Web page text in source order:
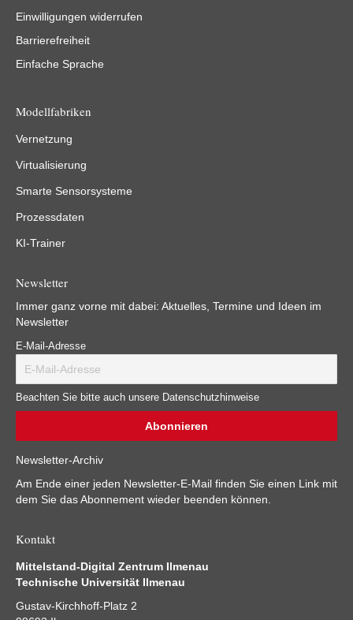
Einwilligungen widerrufen
Barrierefreiheit
Einfache Sprache
Modellfabriken
Vernetzung
Virtualisierung
Smarte Sensorsysteme
Prozessdaten
KI-Trainer
Newsletter
Immer ganz vorne mit dabei: Aktuelles, Termine und Ideen im
Newsletter
E-Mail-Adresse
Beachten Sie bitte auch unsere Datenschutzhinweise
Newsletter-Archiv
Am Ende einer jeden Newsletter-E-Mail finden Sie einen Link mit
dem Sie das Abonnement wieder beenden können.
Kontakt
Mittelstand-Digital Zentrum Ilmenau
Technische Universität Ilmenau
Gustav-Kirchhoff-Platz 2